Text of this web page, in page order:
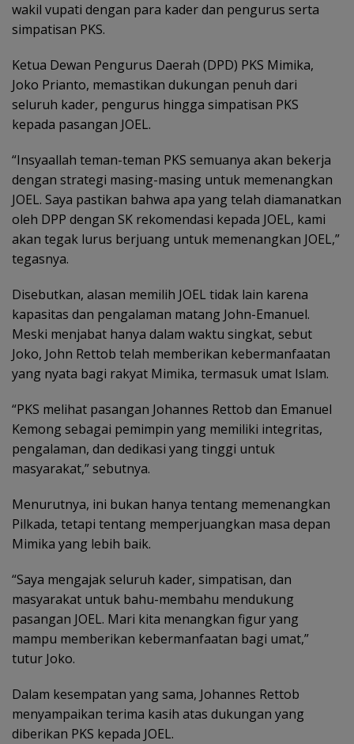
wakil vupati dengan para kader dan pengurus serta
simpatisan PKS.
Ketua Dewan Pengurus Daerah (DPD) PKS Mimika,
Joko Prianto, memastikan dukungan penuh dari
seluruh kader, pengurus hingga simpatisan PKS
kepada pasangan JOEL.
“Insyaallah teman-teman PKS semuanya akan bekerja
dengan strategi masing-masing untuk memenangkan
JOEL. Saya pastikan bahwa apa yang telah diamanatkan
oleh DPP dengan SK rekomendasi kepada JOEL, kami
akan tegak lurus berjuang untuk memenangkan JOEL,”
tegasnya.
Disebutkan, alasan memilih JOEL tidak lain karena
kapasitas dan pengalaman matang John-Emanuel.
Meski menjabat hanya dalam waktu singkat, sebut
Joko, John Rettob telah memberikan kebermanfaatan
yang nyata bagi rakyat Mimika, termasuk umat Islam.
“PKS melihat pasangan Johannes Rettob dan Emanuel
Kemong sebagai pemimpin yang memiliki integritas,
pengalaman, dan dedikasi yang tinggi untuk
masyarakat,” sebutnya.
Menurutnya, ini bukan hanya tentang memenangkan
Pilkada, tetapi tentang memperjuangkan masa depan
Mimika yang lebih baik.
“Saya mengajak seluruh kader, simpatisan, dan
masyarakat untuk bahu-membahu mendukung
pasangan JOEL. Mari kita menangkan figur yang
mampu memberikan kebermanfaatan bagi umat,”
tutur Joko.
Dalam kesempatan yang sama, Johannes Rettob
menyampaikan terima kasih atas dukungan yang
diberikan PKS kepada JOEL.